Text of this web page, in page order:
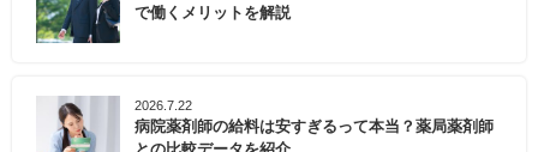
で働くメリットを解説
2026.7.22
病院薬剤師の給料は安すぎるって本当？薬局薬剤師